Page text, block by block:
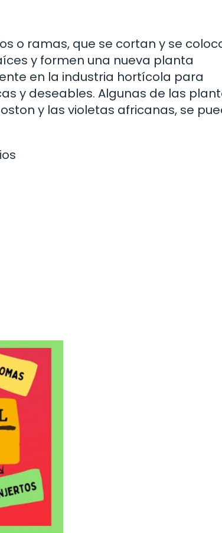
o ramas, que se cortan y se
y formen una nueva planta
en la industria hortícola para
y deseables. Algunas de las
y las violetas africanas, se